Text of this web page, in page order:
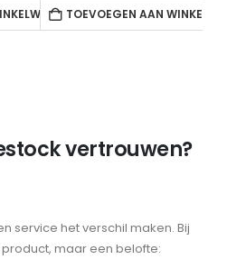
TOEVOEGEN AAN
vertrouwen?
service het verschil maken. Bij
maar een belofte: